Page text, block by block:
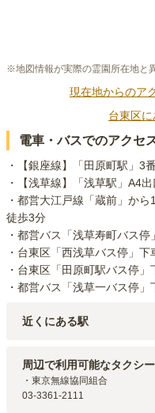
※地図情報が実際の霊園所在地と
現在地からのア
台東区
電車・バスでのアクセ
・【銀座線】「田原町駅」3
・【浅草線】「浅草駅」A4
・都営大江戸線「蔵前」か
徒歩3分
・都営バス「浅草寿町バス
・台東区「西浅草バス停」下
・台東区「田原町駅バス停
・都営バス「浅草一バス停
近くにある駅
東武伊勢崎線・東京メトロ銀
浅草駅（760m）
都営大江戸線・都営浅草線
周辺で利用可能なタクシ
・東京無線協同組合
03-3361-2111